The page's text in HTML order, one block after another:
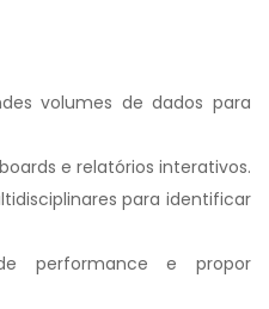
volumes de dados para
e relatórios interativos.
para identificar
performance e propor